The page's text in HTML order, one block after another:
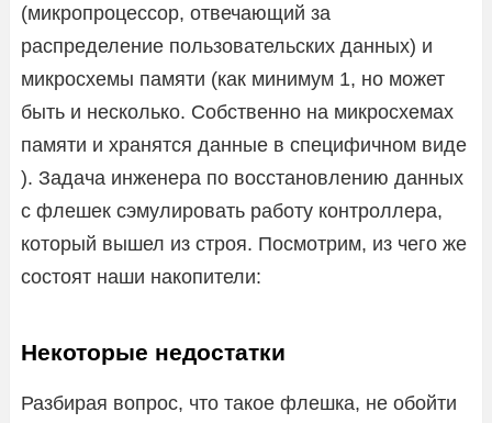
(микропроцессор, отвечающий за
распределение пользовательских данных) и
микросхемы памяти (как минимум 1, но может
быть и несколько. Собственно на микросхемах
памяти и хранятся данные в специфичном виде
). Задача инженера по восстановлению данных
с флешек сэмулировать работу контроллера,
который вышел из строя. Посмотрим, из чего же
состоят наши накопители:
Некоторые недостатки
Разбирая вопрос, что такое флешка, не обойти